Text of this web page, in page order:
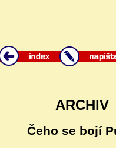
ARCHIV
Čeho se bojí